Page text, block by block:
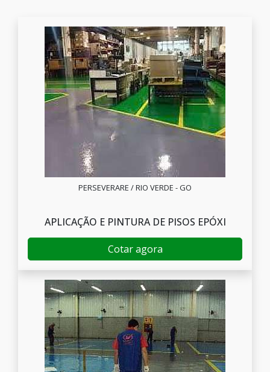
PERSEVERARE / RIO VERDE - GO
APLICAÇÃO E PINTURA DE PISOS EPÓXI
Cotar agora